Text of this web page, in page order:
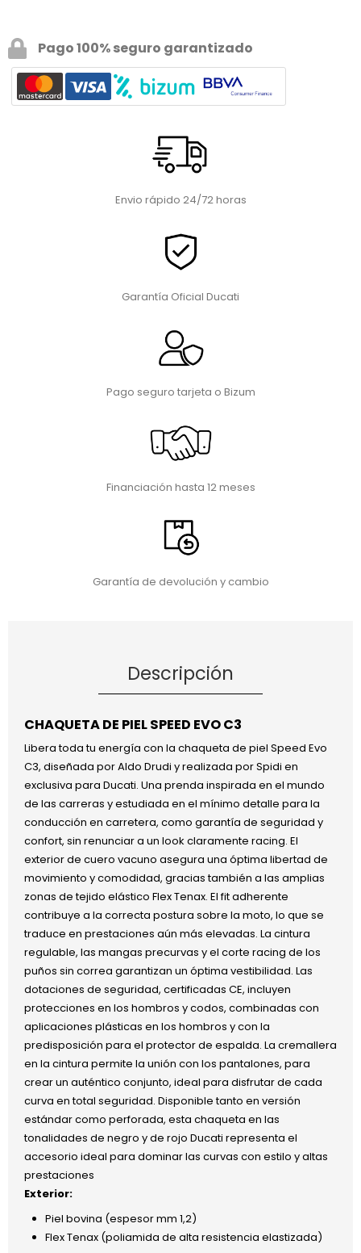
Pago 100% seguro garantizado
Envio rápido 24/72 horas
Garantía Oficial Ducati
Pago seguro tarjeta o Bizum
Financiación hasta 12 meses
Garantía de devolución y cambio
Descripción
CHAQUETA DE PIEL SPEED EVO C3
Libera toda tu energía con la chaqueta de piel Speed Evo
C3, diseñada por Aldo Drudi y realizada por Spidi en
exclusiva para Ducati. Una prenda inspirada en el mundo
de las carreras y estudiada en el mínimo detalle para la
conducción en carretera, como garantía de seguridad y
confort, sin renunciar a un look claramente racing. El
exterior de cuero vacuno asegura una óptima libertad de
movimiento y comodidad, gracias también a las amplias
zonas de tejido elástico Flex Tenax. El fit adherente
contribuye a la correcta postura sobre la moto, lo que se
traduce en prestaciones aún más elevadas. La cintura
regulable, las mangas precurvas y el corte racing de los
puños sin correa garantizan un óptima vestibilidad. Las
dotaciones de seguridad, certificadas CE, incluyen
protecciones en los hombros y codos, combinadas con
aplicaciones plásticas en los hombros y con la
predisposición para el protector de espalda. La cremallera
en la cintura permite la unión con los pantalones, para
crear un auténtico conjunto, ideal para disfrutar de cada
curva en total seguridad. Disponible tanto en versión
estándar como perforada, esta chaqueta en las
tonalidades de negro y de rojo Ducati representa el
accesorio ideal para dominar las curvas con estilo y altas
prestaciones
Exterior:
Piel bovina (espesor mm 1,2)
Flex Tenax (poliamida de alta resistencia elastizada)